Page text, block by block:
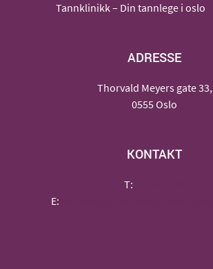
Tannklinikk – Din tannlege i oslo
ADRESSE
Thorvald Meyers gate 33,
0555 Oslo
KONTAKT
T:
E: